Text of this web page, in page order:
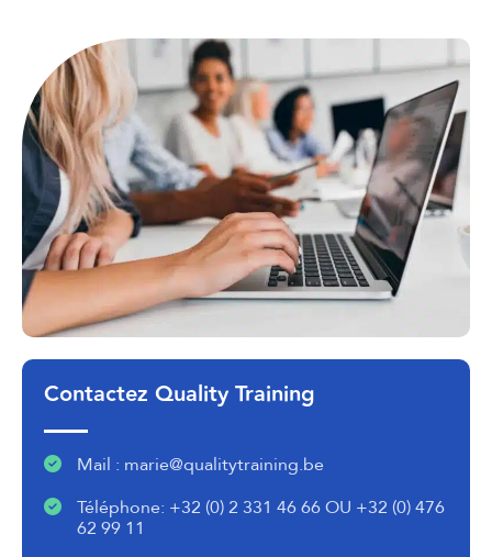
Contactez Quality Training
Mail : marie@qualitytraining.be
Téléphone: +32 (0) 2 331 46 66 OU +32 (0) 476
62 99 11